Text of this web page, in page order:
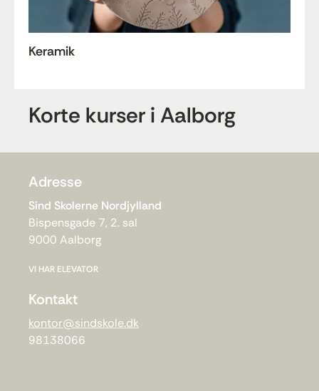
Keramik
Korte kurser i Aalborg
Adresse
Sind Skolerne Nordjylland
Bispensgade 7, 2. sal
9000 Aalborg
VI HAR ELEVATOR
Kontakt
kontor@sindskole.dk
98138066